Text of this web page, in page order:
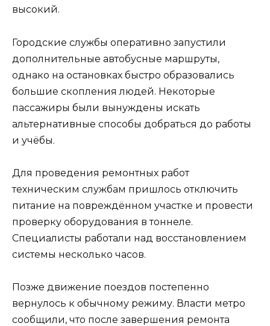
высокий.
Городские службы оперативно запустили
дополнительные автобусные маршруты,
однако на остановках быстро образовались
большие скопления людей. Некоторые
пассажиры были вынуждены искать
альтернативные способы добраться до работы
и учёбы.
Для проведения ремонтных работ
техническим службам пришлось отключить
питание на повреждённом участке и провести
проверку оборудования в тоннеле.
Специалисты работали над восстановлением
системы несколько часов.
Позже движение поездов постепенно
вернулось к обычному режиму. Власти метро
сообщили, что после завершения ремонта